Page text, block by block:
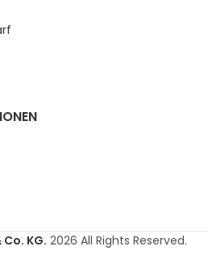
KG. 2026 All Rights Reserved.
€